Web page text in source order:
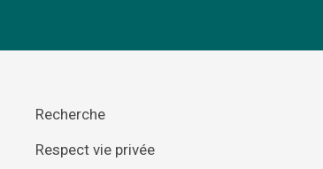
Recherche
Respect vie privée